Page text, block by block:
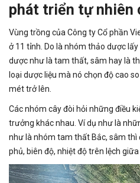
phát triển tự nhiên
Vùng trồng của Công ty Cổ phần
ở 11 tỉnh. Do là nhóm thảo dược
dược như là tam thất, sâm hay là
loại dược liệu mà nó chọn độ cao
mét trở lên.
Các nhóm cây đòi hỏi những điều
trưởng khác nhau. Ví dụ như là
như là nhóm tam thất Bắc, sâm thì
phủ, biên độ, nhiệt độ trên lệch giữa